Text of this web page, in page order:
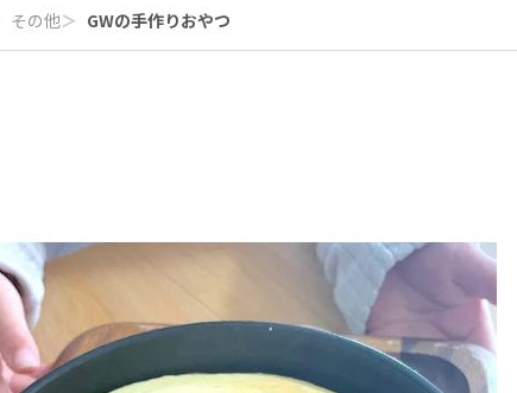
その他＞ GWの手作りおやつ